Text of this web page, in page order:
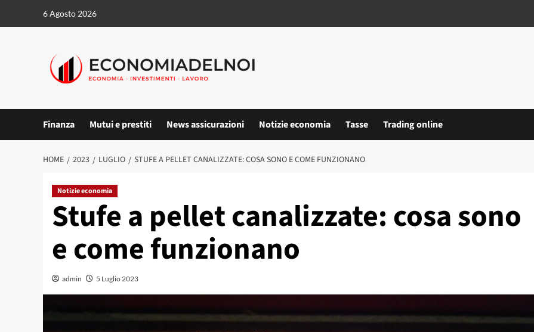
6 Agosto 2026
Finanza Mutui e prestiti News assicurazioni Notizie economia Tasse Trading online
HOME 2023 LUGLIO STUFE A PELLET CANALIZZATE: COSA SONO E COME FUNZIONANO
Notizie economia
Stufe a pellet canalizzate: cosa sono
e come funzionano
admin 5 Luglio 2023